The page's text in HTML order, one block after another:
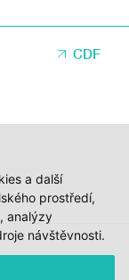
a další
prostředí,
analýzy
návštěvnosti.
CDF
VYSOČINA A